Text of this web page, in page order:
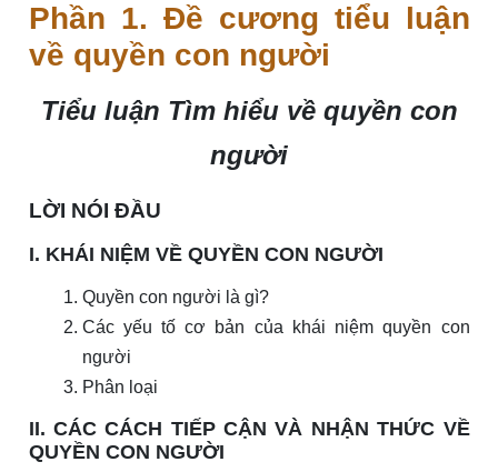
Phần 1. Đề cương tiểu luận
về quyền con người
Tiểu luận Tìm hiểu về quyền con
người
LỜI NÓI ĐẦU
I. KHÁI NIỆM VỀ QUYỀN CON NGƯỜI
Quyền con người là gì?
Các yếu tố cơ bản của khái niệm quyền con
người
Phân loại
II. CÁC CÁCH TIẾP CẬN VÀ NHẬN THỨC VỀ
QUYỀN CON NGƯỜI